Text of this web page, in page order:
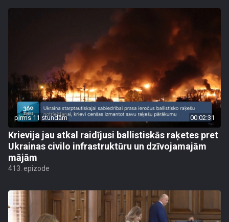
pirms 11 stundām 00:02:31
Krievija jau atkal raidījusi ballistiskās raķetes pret
Ukrainas civilo infrastruktūru un dzīvojamajām
mājām
413. epizode